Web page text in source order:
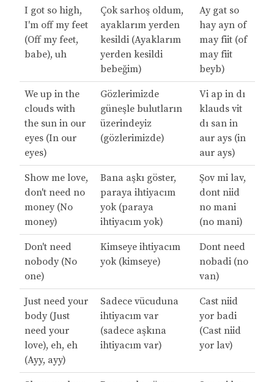
I got so high,
I'm off my feet
(Off my feet,
babe), uh
Çok sarhoş oldum,
ayaklarım yerden
kesildi (Ayaklarım
yerden kesildi
bebeğim)
Ay gat so
hay ayn of
may fiit (of
may fiit
beyb)
We up in the
clouds with
the sun in our
eyes (In our
eyes)
Gözlerimizde
güneşle bulutların
üzerindeyiz
(gözlerimizde)
Vi ap in dı
klauds vit
dı san in
aur ays (in
aur ays)
Show me love,
don't need no
money (No
money)
Bana aşkı göster,
paraya ihtiyacım
yok (paraya
ihtiyacım yok)
Şov mi lav,
dont niid
no mani
(no mani)
Don't need
nobody (No
one)
Kimseye ihtiyacım
yok (kimseye)
Dont need
nobadi (no
van)
Just need your
body (Just
need your
love), eh, eh
(Ayy, ayy)
Sadece vücuduna
ihtiyacım var
(sadece aşkına
ihtiyacım var)
Cast niid
yor badi
(Cast niid
yor lav)